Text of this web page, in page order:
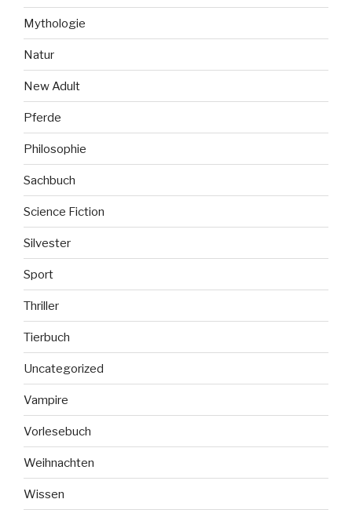
Mythologie
Natur
New Adult
Pferde
Philosophie
Sachbuch
Science Fiction
Silvester
Sport
Thriller
Tierbuch
Uncategorized
Vampire
Vorlesebuch
Weihnachten
Wissen